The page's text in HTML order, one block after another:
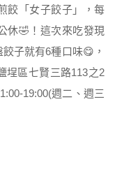
餃「女子餃子」，每
休🤣！這次來吃發現
子就有6種口味😋，
埕區七賢三路113之2
19:00(週二、週三